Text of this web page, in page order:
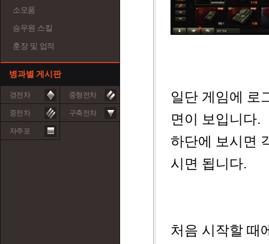
소모품
승무원 스킬
훈장 및 업적
병과별 게시판
경전차 중형전차
중전차 구축전차
자주포
일단 게임에 로
면이 보입니다.
하단에 보시면
시면 됩니다.
처음 시작할 때